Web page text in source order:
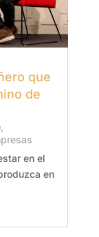
que
de
,
en el
en